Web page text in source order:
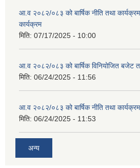
आ.व २०८२/०८३ को बार्षिक नीति तथा
कार्यक्रम
मिति: 07/17/2025 - 10:00
आ.व २०८२/०८३ को बार्षिक विनियोजित बजेट
मिति: 06/24/2025 - 11:56
आ.व २०८२/०८३ को बार्षिक नीति तथा कार्यक्रम
मिति: 06/24/2025 - 11:53
अन्य